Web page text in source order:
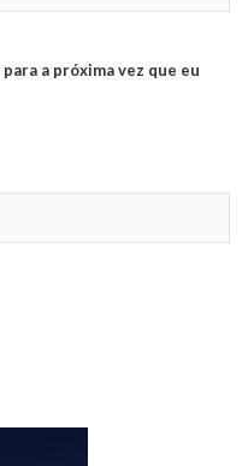
a próxima vez que eu